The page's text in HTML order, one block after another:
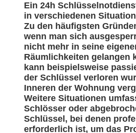
Ein 24h
in verschiedenen
Zu den häufigsten
wenn man sich
nicht mehr in seine
Räumlichkeiten gelangen
kann beispielsweise
der Schlüssel verloren
Inneren der Wohnung
Weitere Situationen
Schlösser oder
Schlüssel, bei denen
erforderlich ist, um das